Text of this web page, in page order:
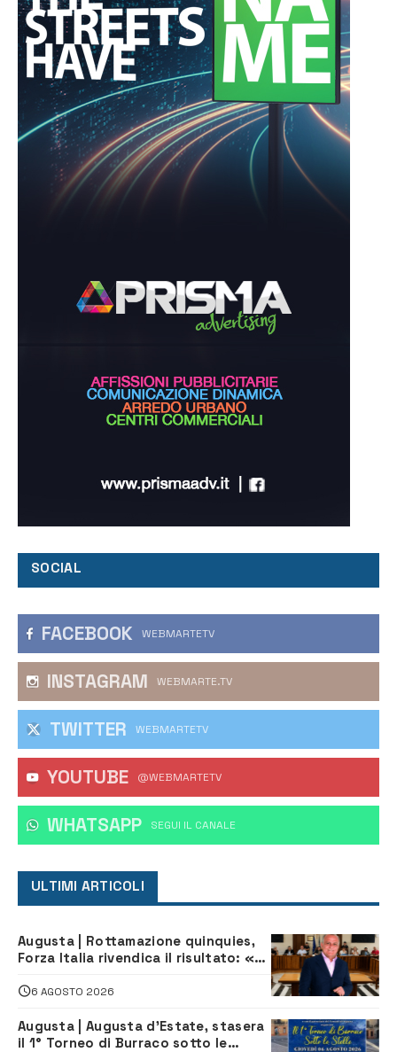
SOCIAL
FACEBOOK WEBMARTETV
INSTAGRAM WEBMARTE.TV
TWITTER WEBMARTETV
YOUTUBE @WEBMARTETV
WHATSAPP ‎SEGUI IL CANALE
ULTIMI ARTICOLI
Augusta | Rottamazione quinquies,
Forza Italia rivendica il risultato: «La
6 AGOSTO 2026
Augusta | Augusta d’Estate, stasera
il 1° Torneo di Burraco sotto le